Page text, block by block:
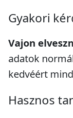
Gyakori
Vajon
adatok
kedvéért
Hasznos